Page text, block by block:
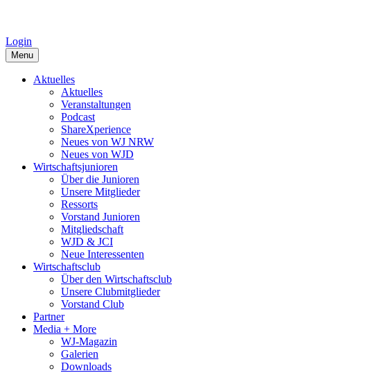
Login
Menu
Aktuelles
Aktuelles
Veranstaltungen
Podcast
ShareXperience
Neues von WJ NRW
Neues von WJD
Wirtschaftsjunioren
Über die Junioren
Unsere Mitglieder
Ressorts
Vorstand Junioren
Mitgliedschaft
WJD & JCI
Neue Interessenten
Wirtschaftsclub
Über den Wirtschaftsclub
Unsere Clubmitglieder
Vorstand Club
Partner
Media + More
WJ-Magazin
Galerien
Downloads